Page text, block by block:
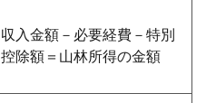
収入金額－必要経費－特別
控除額＝山林所得の金額